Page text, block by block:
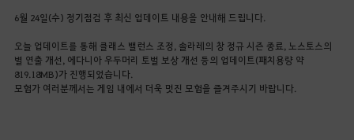
6월 24일(수) 정기점검 후 최신 업데이트 내용을 안내해 드립니다.
오늘 업데이트를 통해 클래스 밸런스 조정, 솔라레의 창 정규 시즌 종료, 노스토스의
별 연출 개선, 에다니아 우두머리 토벌 보상 개선 등의 업데이트(패치용량 약
819.18MB)가 진행되었습니다.
모험가 여러분께서는 게임 내에서 더욱 멋진 모험을 즐겨주시기 바랍니다.